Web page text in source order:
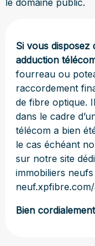
Si vous disposez
adduction
fourreau ou
raccordement
de fibre optique.
dans le cadre
télécom a bien
le cas échéant
sur notre site
immobiliers neufs
Bien